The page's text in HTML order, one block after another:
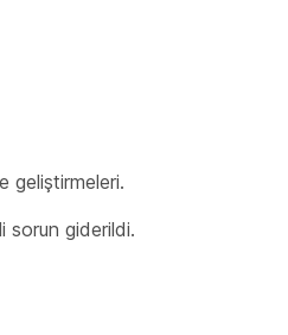
geliştirmeleri.
sorun giderildi.